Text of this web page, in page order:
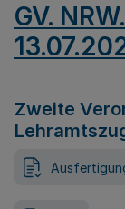
GV.
Zweite